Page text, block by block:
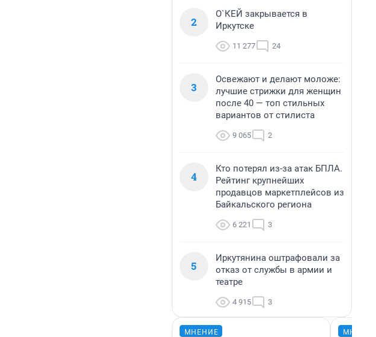
2
О`КЕЙ закрывается в
Иркутске
11 277 24
3
Освежают и делают моложе:
лучшие стрижки для женщин
после 40 — топ стильных
вариантов от стилиста
9 065 2
4
Кто потерял из-за атак БПЛА.
Рейтинг крупнейших
продавцов маркетплейсов из
Байкальского региона
6 221 3
5
Иркутянина оштрафовали за
отказ от службы в армии и
театре
4 915 3
МНЕНИЕ